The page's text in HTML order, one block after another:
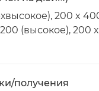
200 x
(высокое), 200
получения